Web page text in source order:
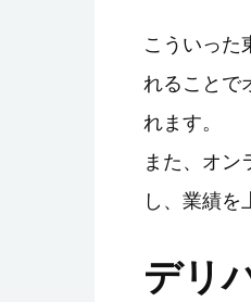
こういった
れることで
れます。
また、オン
し、業績を
デリ